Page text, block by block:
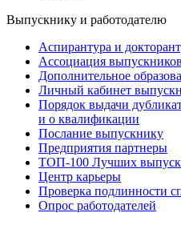
Выпускнику и работодателю
Аспирантура и
Ассоциация выпускников
Дополнительное
Личный кабинет
Порядок выдачи
и о квалификации
Послание выпускнику
Предприятия партнеры
ТОП-100 Лучших
Центр карьеры
Проверка подлинности
Опрос работодателей